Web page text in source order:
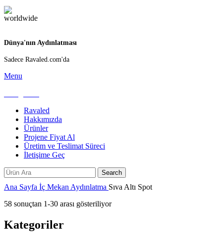
Dünya'nın Aydınlatması
Sadece Ravaled.com'da
Menu
Ravaled
Hakkımızda
Ürünler
Projene Fiyat Al
Üretim ve Teslimat Süreci
İletişime Geç
Search
Ana Sayfa İç Mekan Aydınlatma Sıva Altı Spot
58 sonuçtan 1-30 arası gösteriliyor
Kategoriler